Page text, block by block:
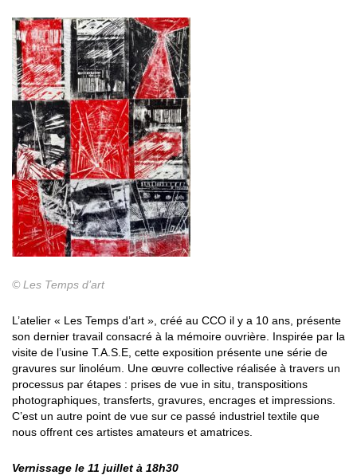
© Les Temps d’art
L’atelier « Les Temps d’art », créé au CCO il y a 10 ans, présente
son dernier travail consacré à la mémoire ouvrière. Inspirée par la
visite de l’usine T.A.S.E, cette exposition présente une série de
gravures sur linoléum. Une œuvre collective réalisée à travers un
processus par étapes : prises de vue in situ, transpositions
photographiques, transferts, gravures, encrages et impressions.
C’est un autre point de vue sur ce passé industriel textile que
nous offrent ces artistes amateurs et amatrices.
Vernissage le 11 juillet à 18h30